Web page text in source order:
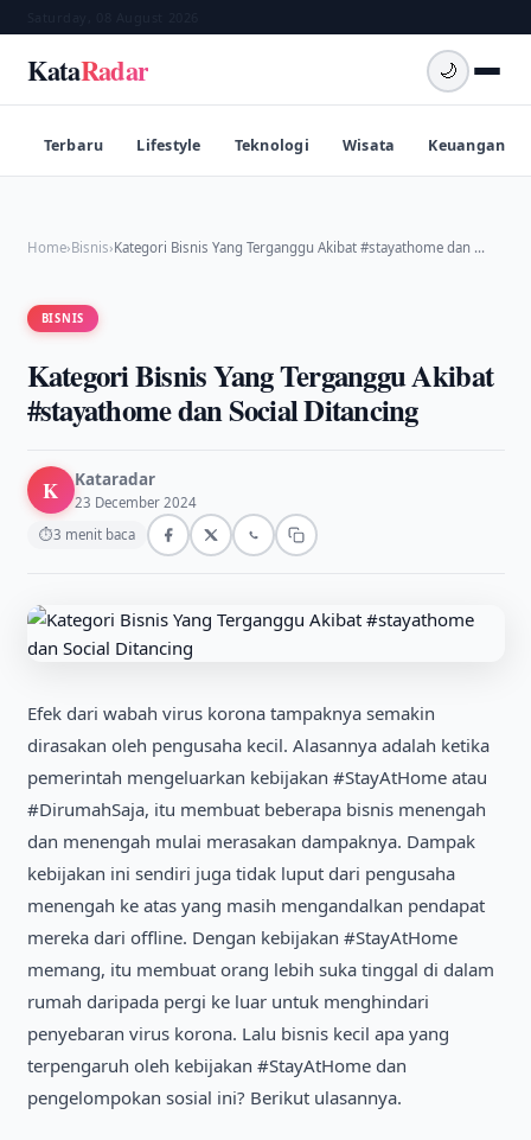
KataRadar 🌙
Terbaru Lifestyle Teknologi Wisata Keuangan
Home›Bisnis›Kategori Bisnis Yang Terganggu Akibat #stayathome dan …
BISNIS
Kategori Bisnis Yang Terganggu Akibat
#stayathome dan Social Ditancing
K Kataradar
23 December 2024
⏱3 menit baca
Efek dari wabah virus korona tampaknya semakin
dirasakan oleh pengusaha kecil. Alasannya adalah ketika
pemerintah mengeluarkan kebijakan #StayAtHome atau
#DirumahSaja, itu membuat beberapa bisnis menengah
dan menengah mulai merasakan dampaknya. Dampak
kebijakan ini sendiri juga tidak luput dari pengusaha
menengah ke atas yang masih mengandalkan pendapat
mereka dari offline. Dengan kebijakan #StayAtHome
memang, itu membuat orang lebih suka tinggal di dalam
rumah daripada pergi ke luar untuk menghindari
penyebaran virus korona. Lalu bisnis kecil apa yang
terpengaruh oleh kebijakan #StayAtHome dan
pengelompokan sosial ini? Berikut ulasannya.